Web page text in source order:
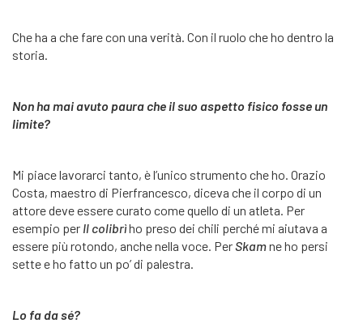
Che ha a che fare con una verità. Con il ruolo che ho dentro la
storia.
Non ha mai avuto paura che il suo aspetto fisico fosse un
limite?
Mi piace lavorarci tanto, è l’unico strumento che ho. Orazio
Costa, maestro di Pierfrancesco, diceva che il corpo di un
attore deve essere curato come quello di un atleta. Per
esempio per Il colibrìho preso dei chili perché mi aiutava a
essere più rotondo, anche nella voce. PerSkamne ho persi
sette e ho fatto un po’ di palestra.
Lo fa da sé?